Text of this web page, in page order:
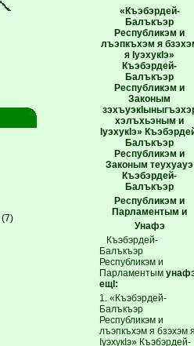
(7)
«Къэбэрдей-
Балъкъэр
Республикэм и
лъэпкъхэм я
я IуэхукIэ»
Къэбэрдей-
Балъкъэр
Республикэм и
Законым
хэлъхьэным и
IуэхукIэ»
Балъкъэр
Республикэм и
Законым теухуауэ
Къэбэрдей-
Балъкъэр
Республикэм и
Парламентым и
Унафэ
Къэбэрдей-
Балъкъэр
Республикэм и
Парламентым
ещI:
1. «Къэбэрдей-
Балъкъэр
Республикэм и
лъэпкъхэм я бзэхэм
IуэхукIэ» Къэбэрдей-